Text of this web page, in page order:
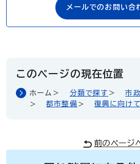
メールでのお問い合
このページの現在位置
ホーム 分類で探す 市
都市整備
復興に向けて
前のページ